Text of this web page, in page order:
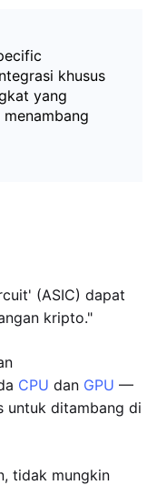
khusus
yang
(ASIC) dapat
kripto."
CPU dan GPU —
untuk ditambang di
tidak mungkin